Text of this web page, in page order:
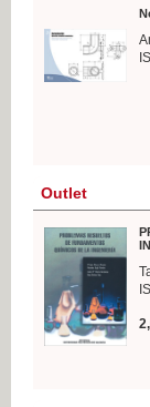
Outlet